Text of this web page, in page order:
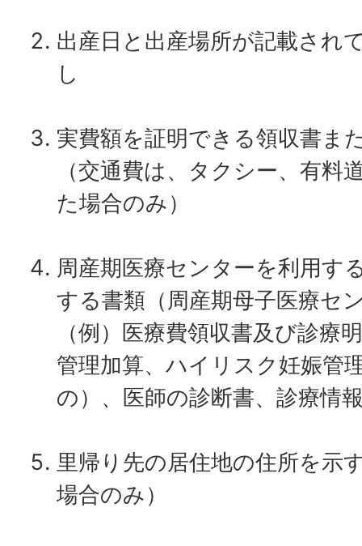
出産日と出産場所が記載され
し
実費額を証明できる領収書ま
（交通費は、タクシー、有料
た場合のみ）
周産期医療センターを利用す
する書類（周産期母子医療セ
（例）医療費領収書及び診療
管理加算、ハイリスク妊娠管
の）、医師の診断書、診療情
里帰り先の居住地の住所を示
場合のみ）